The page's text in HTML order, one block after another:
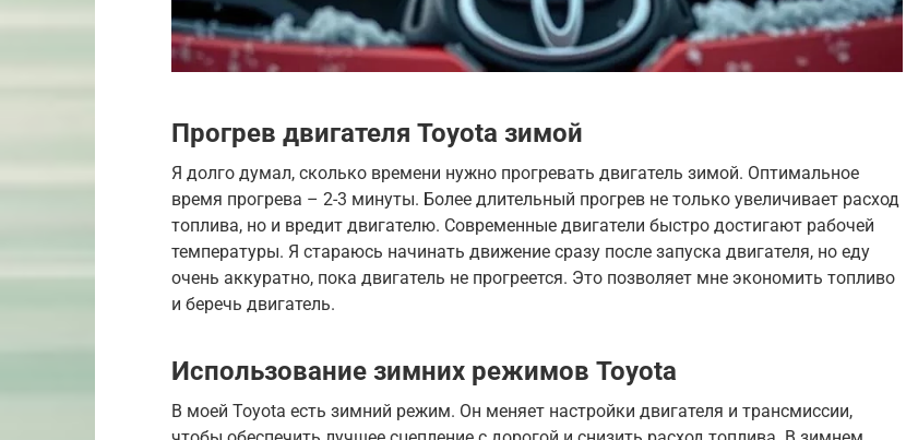
Прогрев двигателя Toyota зимой
Я долго думал, сколько времени нужно прогревать двигатель зимой. Оптимальное
время прогрева – 2-3 минуты. Более длительный прогрев не только увеличивает расход
топлива, но и вредит двигателю. Современные двигатели быстро достигают рабочей
температуры. Я стараюсь начинать движение сразу после запуска двигателя, но еду
очень аккуратно, пока двигатель не прогреется. Это позволяет мне экономить топливо
и беречь двигатель.
Использование зимних режимов Toyota
В моей Toyota есть зимний режим. Он меняет настройки двигателя и трансмиссии,